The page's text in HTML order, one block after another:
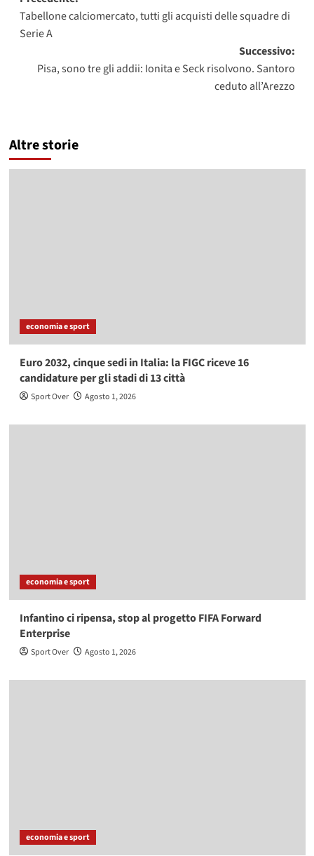
articolo
Tabellone calciomercato, tutti gli acquisti delle squadre di
Serie A
Successivo:
Pisa, sono tre gli addii: Ionita e Seck risolvono. Santoro
ceduto all’Arezzo
Altre storie
economia e sport
Euro 2032, cinque sedi in Italia: la FIGC riceve 16
candidature per gli stadi di 13 città
Sport Over Agosto 1, 2026
economia e sport
Infantino ci ripensa, stop al progetto FIFA Forward
Enterprise
Sport Over Agosto 1, 2026
economia e sport